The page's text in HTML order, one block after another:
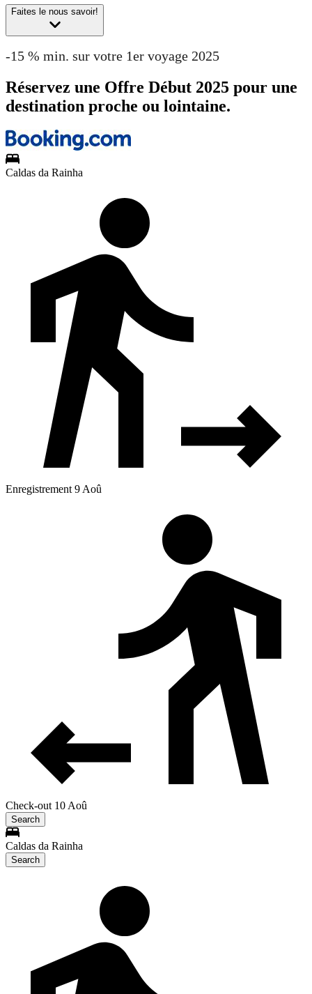
Faites le nous savoir!
-15 % min. sur votre 1er voyage 2025
Réservez une Offre Début 2025 pour une
destination proche ou lointaine.
Caldas da Rainha
Enregistrement 9 Aoû
Check-out 10 Aoû
Search
Caldas da Rainha
Search